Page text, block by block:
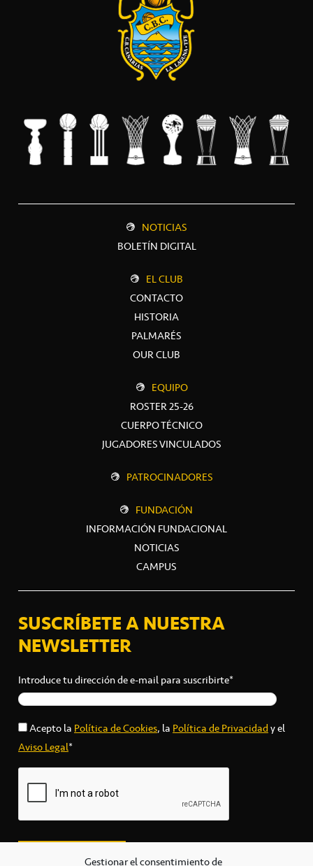
Gestionar el consentimiento de
NOTICIAS
BOLETÍN DIGITAL
EL CLUB
CONTACTO
HISTORIA
PALMARÉS
OUR CLUB
EQUIPO
ROSTER 25-26
CUERPO TÉCNICO
JUGADORES VINCULADOS
PATROCINADORES
FUNDACIÓN
INFORMACIÓN FUNDACIONAL
NOTICIAS
CAMPUS
SUSCRÍBETE A NUESTRA
NEWSLETTER
Introduce tu dirección de e-mail para suscribirte*
Acepto laPolítica de Cookies, laPolítica de Privacidady el
Aviso Legal*